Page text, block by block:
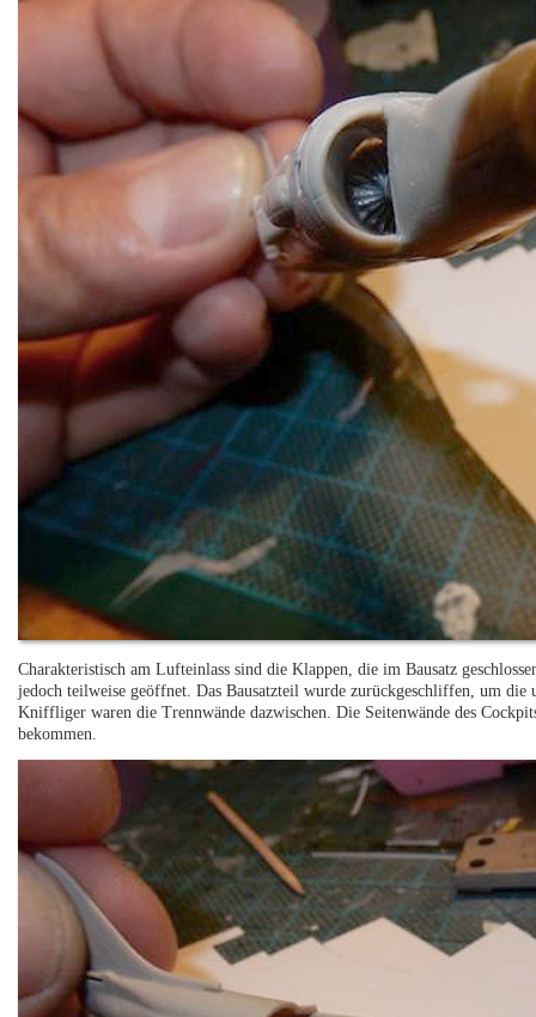
Charakteristisch am Lufteinlass sind die Klappen, die im Bausatz
jedoch teilweise geöffnet. Das Bausatzteil wurde zurückgeschliffen, um
Kniffliger waren die Trennwände dazwischen. Die Seitenwände des
bekommen.